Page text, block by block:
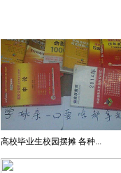
高校毕业生校园摆摊 各种...